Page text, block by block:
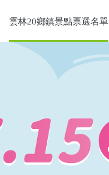
雲林20鄉鎮景點票選名單